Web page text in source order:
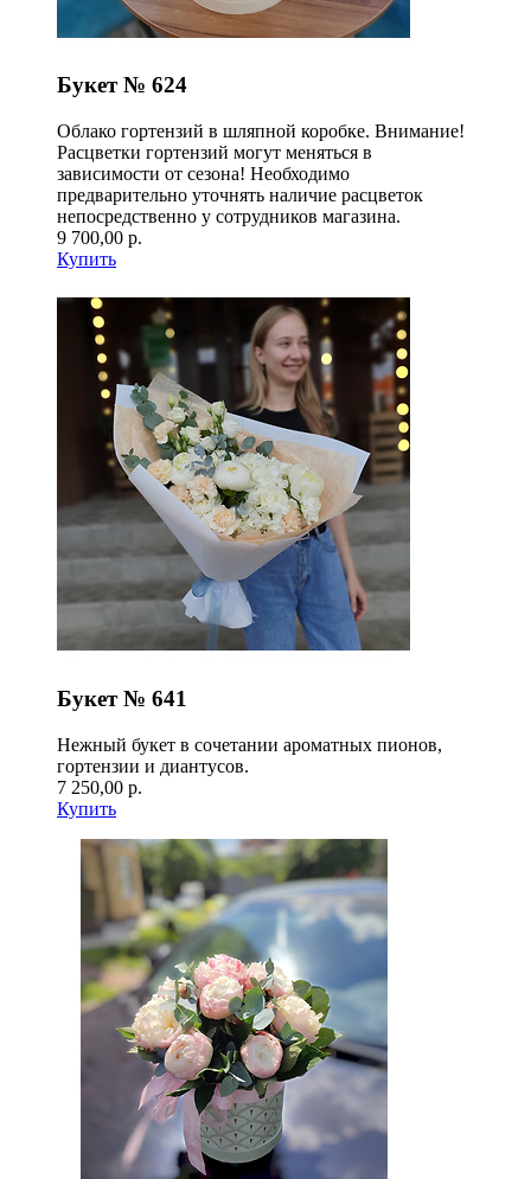
Букет № 624
Облако гортензий в шляпной коробке. Внимание!
Расцветки гортензий могут меняться в
зависимости от сезона! Необходимо
предварительно уточнять наличие расцветок
непосредственно у сотрудников магазина.
9 700,00 р.
Купить
Букет № 641
Нежный букет в сочетании ароматных пионов,
гортензии и диантусов.
7 250,00 р.
Купить